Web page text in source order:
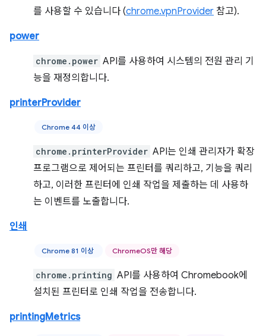
를 사용할 수 있습니다 (chrome.vpnProvider 참고).
power
chrome.power API를 사용하여 시스템의 전원 관리 기
능을 재정의합니다.
printerProvider
Chrome 44 이상
chrome.printerProvider API는 인쇄 관리자가 확장
프로그램으로 제어되는 프린터를 쿼리하고, 기능을 쿼리
하고, 이러한 프린터에 인쇄 작업을 제출하는 데 사용하
는 이벤트를 노출합니다.
인쇄
Chrome 81 이상 ChromeOS만 해당
chrome.printing API를 사용하여 Chromebook에
설치된 프린터로 인쇄 작업을 전송합니다.
printingMetrics